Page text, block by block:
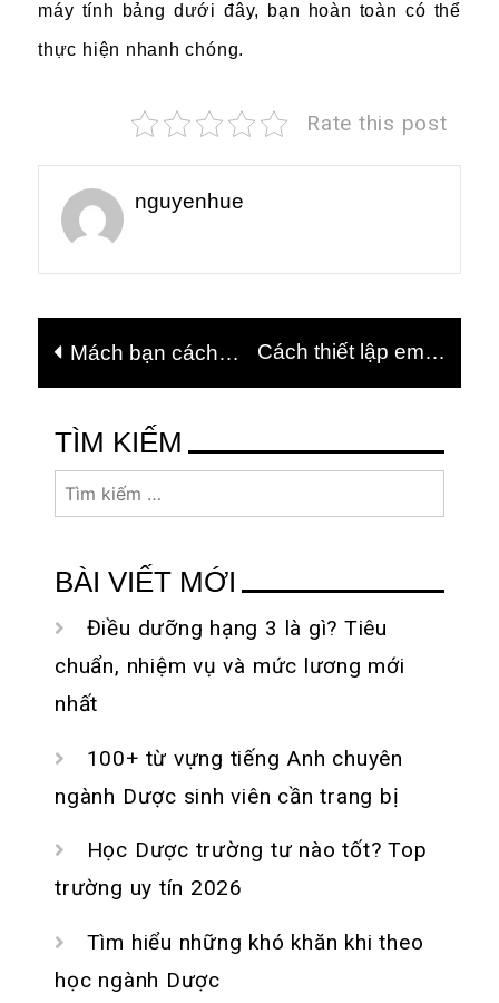
máy tính bảng dưới đây, bạn hoàn toàn có thể
thực hiện nhanh chóng.
Rate this post
nguyenhue
Điều
hướng
bài
viết
Mách bạn cách
phát Wi-Fi từ máy
tính bảng đơn giản
nhất
Cách thiết lập email
trên máy tính bảng
TÌM KIẾM
Tìm
kiếm
cho:
BÀI VIẾT MỚI
Điều dưỡng hạng 3 là gì? Tiêu
chuẩn, nhiệm vụ và mức lương mới
nhất
100+ từ vựng tiếng Anh chuyên
ngành Dược sinh viên cần trang bị
Học Dược trường tư nào tốt? Top
trường uy tín 2026
Tìm hiểu những khó khăn khi theo
học ngành Dược